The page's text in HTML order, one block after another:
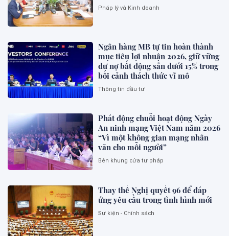
Pháp lý và Kinh doanh
Ngân hàng MB tự tin hoàn thành
mục tiêu lợi nhuận 2026, giữ vững
dư nợ bất động sản dưới 15% trong
bối cảnh thách thức vĩ mô
Thông tin đầu tư
Phát động chuỗi hoạt động Ngày
An ninh mạng Việt Nam năm 2026
“Vì một không gian mạng nhân
văn cho mỗi người”
Bên khung cửa tư pháp
Thay thế Nghị quyết 96 để đáp
ứng yêu cầu trong tình hình mới
Sự kiện - Chính sách